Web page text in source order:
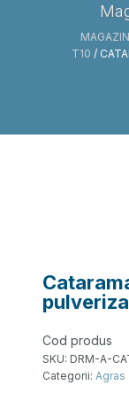
T10 /
Cod produs
SKU: DRM-A-
Categorii: Agras